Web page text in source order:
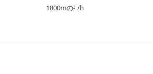
1800mの³ /h